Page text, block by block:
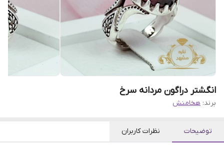
انگشتر دراگون مردانه سرخ
برند: هخامنش
توضیحات نظرات کاربران